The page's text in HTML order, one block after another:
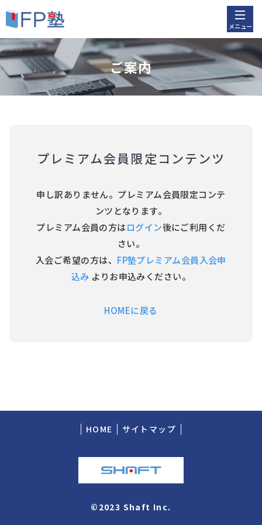
メニュー
ご案内
プレミアム会員限定コンテンツ
申し訳ありません。プレミアム会員限定コンテ
ンツとなります。
プレミアム会員の方はログイン後にご利用くだ
さい。
入会ご希望の方は、 FP塾プレミアム会員入会申
込み よりお申込みください。
HOMEに戻る
HOME サイトマップ
©2023 Shaft Inc.